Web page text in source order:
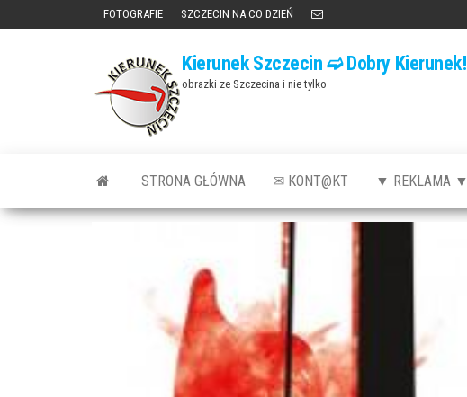
FOTOGRAFIE SZCZECIN NA CO DZIEŃ
Kierunek Szczecin ➫ Dobry Kierunek!
obrazki ze Szczecina i nie tylko
STRONA GŁÓWNA ✉ KONT@KT ▼ REKLAMA ▼